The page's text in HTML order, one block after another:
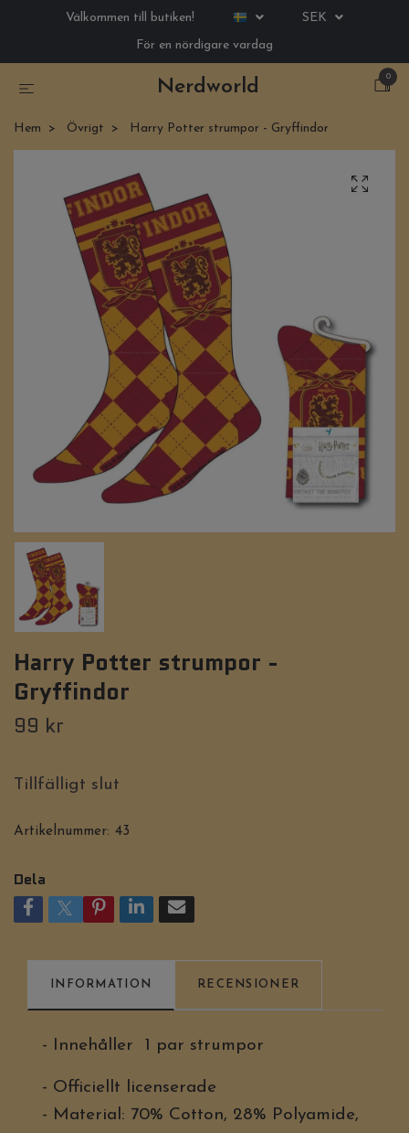
Välkommen till butiken!
SEK
För en nördigare vardag
Nerdworld
0
Hem Övrigt Harry Potter strumpor - Gryffindor
Harry Potter strumpor -
Gryffindor
99 kr
Tillfälligt slut
Artikelnummer: 43
Dela
INFORMATION RECENSIONER
- Innehåller 1 par strumpor
- Officiellt licenserade
- Material: 70% Cotton, 28% Polyamide,